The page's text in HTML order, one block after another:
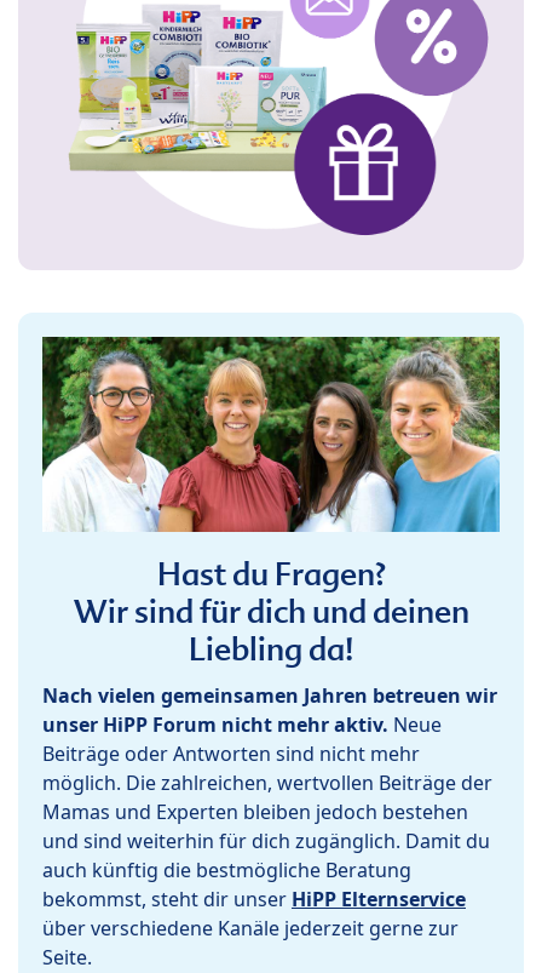
Hast du Fragen?
Wir sind für dich und deinen
Liebling da!
Nach vielen gemeinsamen Jahren betreuen wir
unser HiPP Forum nicht mehr aktiv. Neue
Beiträge oder Antworten sind nicht mehr
möglich. Die zahlreichen, wertvollen Beiträge der
Mamas und Experten bleiben jedoch bestehen
und sind weiterhin für dich zugänglich. Damit du
auch künftig die bestmögliche Beratung
bekommst, steht dir unser HiPP Elternservice
über verschiedene Kanäle jederzeit gerne zur
Seite.